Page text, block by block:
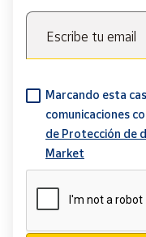
Escribe tu email
Marcando esta
comunicaciones
de Protección de
Market